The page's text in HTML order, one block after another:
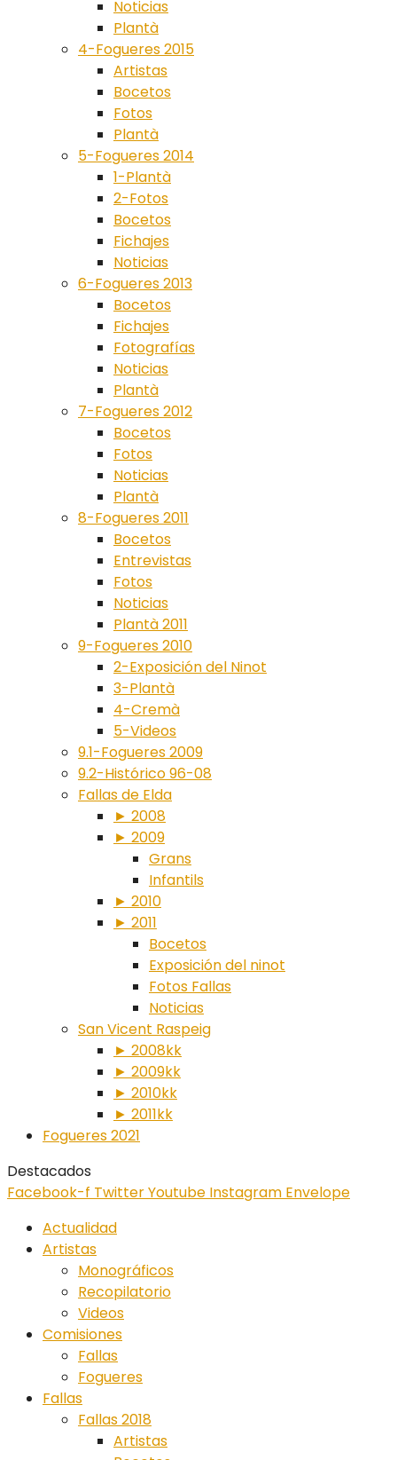
Noticias
Plantà
4-Fogueres 2015
Artistas
Bocetos
Fotos
Plantà
5-Fogueres 2014
1-Plantà
2-Fotos
Bocetos
Fichajes
Noticias
6-Fogueres 2013
Bocetos
Fichajes
Fotografías
Noticias
Plantà
7-Fogueres 2012
Bocetos
Fotos
Noticias
Plantà
8-Fogueres 2011
Bocetos
Entrevistas
Fotos
Noticias
Plantà 2011
9-Fogueres 2010
2-Exposición del Ninot
3-Plantà
4-Cremà
5-Videos
9.1-Fogueres 2009
9.2-Histórico 96-08
Fallas de Elda
► 2008
► 2009
Grans
Infantils
► 2010
► 2011
Bocetos
Exposición del ninot
Fotos Fallas
Noticias
San Vicent Raspeig
► 2008kk
► 2009kk
► 2010kk
► 2011kk
Fogueres 2021
Destacados
Facebook-f TwitterYoutube Instagram Envelope
Actualidad
Artistas
Monográficos
Recopilatorio
Videos
Comisiones
Fallas
Fogueres
Fallas
Fallas 2018
Artistas